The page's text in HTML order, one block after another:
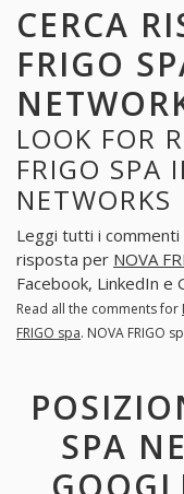
CERCA
FRIGO
LOOK FOR
FRIGO SPA
NETWORKS
Leggi tutti i
risposta per NOVA
Facebook, LinkedIn e
Read all the comments for
FRIGO spa. NOVA FRIGO
SPA